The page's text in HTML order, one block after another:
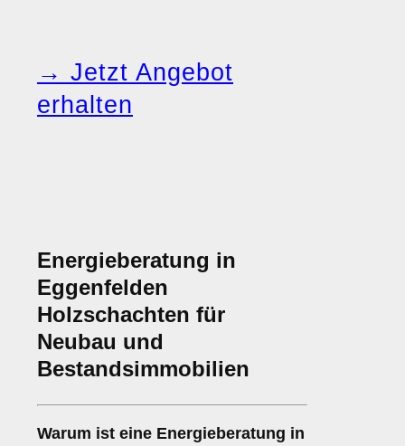
→ Jetzt Angebot
erhalten
Energieberatung in
Eggenfelden
Holzschachten für
Neubau und
Bestandsimmobilien
Warum ist eine Energieberatung in